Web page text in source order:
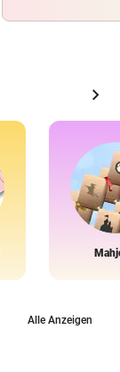
chevron_right
Alle Anzeigen